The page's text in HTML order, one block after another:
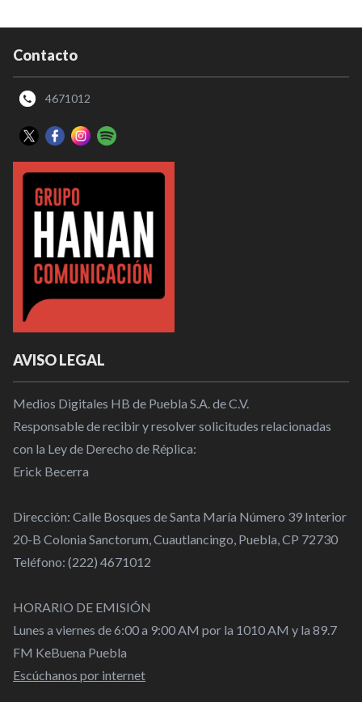
Contacto
4671012
AVISO LEGAL
Medios Digitales HB de Puebla S.A. de C.V.
Responsable de recibir y resolver solicitudes relacionadas
con la Ley de Derecho de Réplica:
Erick Becerra
Dirección: Calle Bosques de Santa María Número 39 Interior
20-B Colonia Sanctorum, Cuautlancingo, Puebla, CP 72730
Teléfono: (222) 4671012
HORARIO DE EMISIÓN
Lunes a viernes de 6:00 a 9:00 AM por la 1010 AM y la 89.7
FM KeBuena Puebla
Escúchanos por internet